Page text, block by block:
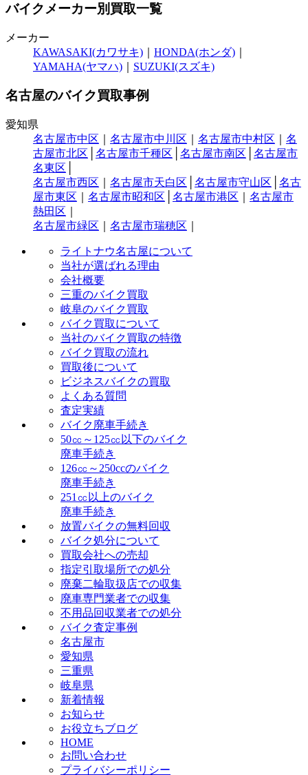
バイクメーカー別買取一覧
メーカー
KAWASAKI(カワサキ)
HONDA(ホンダ)
YAMAHA(ヤマハ)
SUZUKI(スズキ)
名古屋のバイク買取事例
愛知県
名古屋市中区
名古屋市中川区 名古屋市中村区
名
古屋市北区
名古屋市千種区 名古屋市南区
名古屋市
名東区
名古屋市西区
名古屋市天白区 名古屋市守山区
名古
屋市東区
名古屋市昭和区 名古屋市港区
名古屋市
熱田区
名古屋市緑区
名古屋市瑞穂区
ライトナウ名古屋について
当社が選ばれる理由
会社概要
三重のバイク買取
岐阜のバイク買取
バイク買取について
当社のバイク買取の特徴
バイク買取の流れ
買取後について
ビジネスバイクの買取
よくある質問
査定実績
バイク廃車手続き
50㏄～125㏄以下のバイク
廃車手続き
126㏄～250ccのバイク
廃車手続き
251㏄以上のバイク
廃車手続き
放置バイクの無料回収
バイク処分について
買取会社への売却
指定引取場所での処分
廃棄二輪取扱店での収集
廃車専門業者での収集
不用品回収業者での処分
バイク査定事例
名古屋市
愛知県
三重県
岐阜県
新着情報
お知らせ
お役立ちブログ
HOME
お問い合わせ
プライバシーポリシー